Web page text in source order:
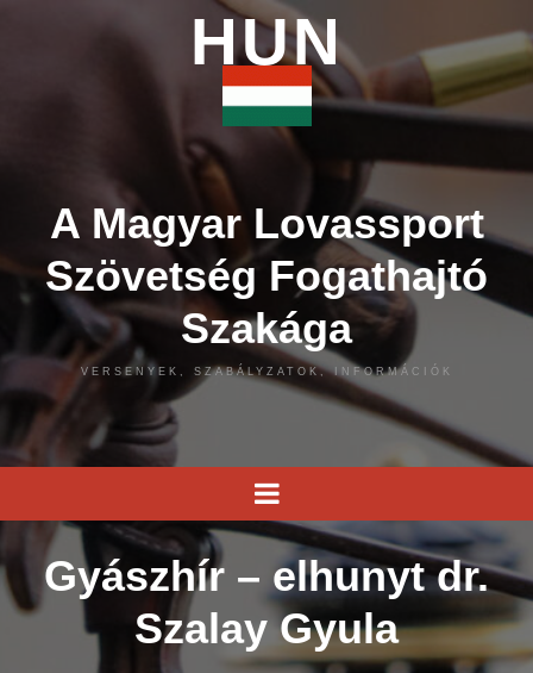
HUN
A Magyar Lovassport
Szövetség Fogathajtó
Szakága
VERSENYEK, SZABÁLYZATOK, INFORMÁCIÓK
Gyászhír – elhunyt dr.
Szalay Gyula